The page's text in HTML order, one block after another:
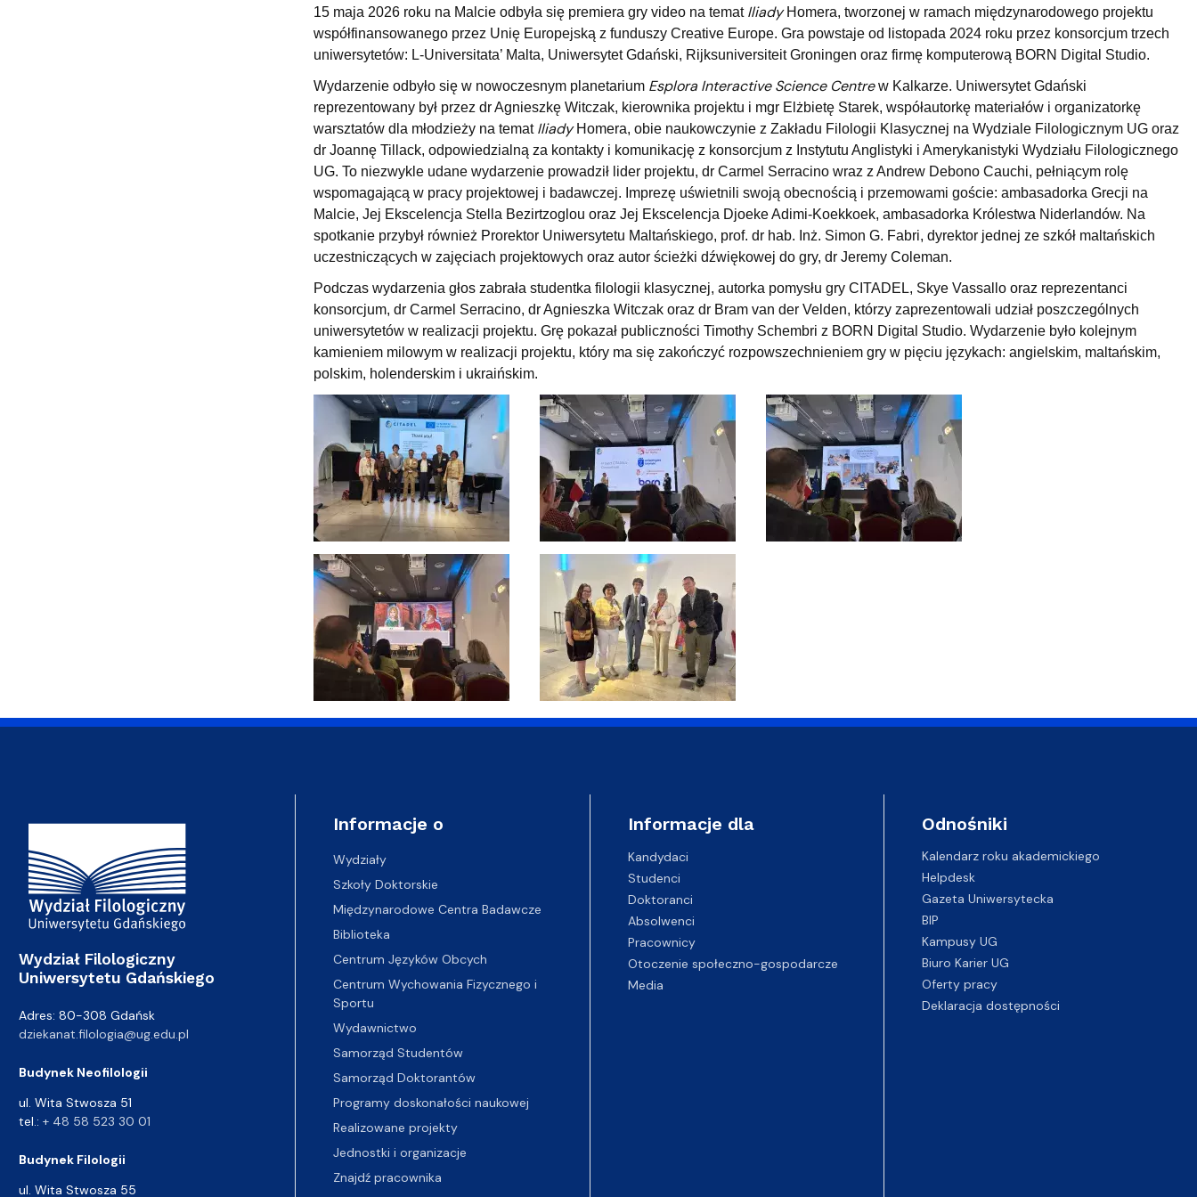
15 maja 2026 roku na Malcie odbyła się premiera gry video na temat Iliady Homera, tworzonej w ramach międzynarodowego projektu
współfinansowanego przez Unię Europejską z funduszy Creative Europe. Gra powstaje od listopada 2024 roku przez konsorcjum trzech
uniwersytetów: L-Universitata’ Malta, Uniwersytet Gdański, Rijksuniversiteit Groningen oraz firmę komputerową BORN Digital Studio.
Wydarzenie odbyło się w nowoczesnym planetarium Esplora Interactive Science Centrew Kalkarze. Uniwersytet Gdański
reprezentowany był przez dr Agnieszkę Witczak, kierownika projektu i mgr Elżbietę Starek, współautorkę materiałów i organizatorkę
warsztatów dla młodzieży na temat IliadyHomera, obie naukowczynie z Zakładu Filologii Klasycznej na Wydziale Filologicznym UG oraz
dr Joannę Tillack, odpowiedzialną za kontakty i komunikację z konsorcjum z Instytutu Anglistyki i Amerykanistyki Wydziału Filologicznego
UG. To niezwykle udane wydarzenie prowadził lider projektu, dr Carmel Serracino wraz z Andrew Debono Cauchi, pełniącym rolę
wspomagającą w pracy projektowej i badawczej. Imprezę uświetnili swoją obecnością i przemowami goście: ambasadorka Grecji na
Malcie, Jej Ekscelencja Stella Bezirtzoglou oraz Jej Ekscelencja Djoeke Adimi-Koekkoek, ambasadorka Królestwa Niderlandów. Na
spotkanie przybył również Prorektor Uniwersytetu Maltańskiego, prof. dr hab. Inż. Simon G. Fabri, dyrektor jednej ze szkół maltańskich
uczestniczących w zajęciach projektowych oraz autor ścieżki dźwiękowej do gry, dr Jeremy Coleman.
Podczas wydarzenia głos zabrała studentka filologii klasycznej, autorka pomysłu gry CITADEL, Skye Vassallo oraz reprezentanci
konsorcjum, dr Carmel Serracino, dr Agnieszka Witczak oraz dr Bram van der Velden, którzy zaprezentowali udział poszczególnych
uniwersytetów w realizacji projektu. Grę pokazał publiczności Timothy Schembri z BORN Digital Studio. Wydarzenie było kolejnym
kamieniem milowym w realizacji projektu, który ma się zakończyć rozpowszechnieniem gry w pięciu językach: angielskim, maltańskim,
polskim, holenderskim i ukraińskim.
Adres Wydziału
Wydział Filologiczny
Uniwersytetu Gdańskiego
Adres: 80-308 Gdańsk
dziekanat.filologia@ug.edu.pl
Budynek Neofilologii
ul. Wita Stwosza 51
tel.: + 48 58 523 30 01
Budynek Filologii
ul. Wita Stwosza 55
Informacje o
Wydziały
Szkoły Doktorskie
Międzynarodowe Centra Badawcze
Biblioteka
Centrum Języków Obcych
Centrum Wychowania Fizycznego i
Sportu
Wydawnictwo
Samorząd Studentów
Samorząd Doktorantów
Programy doskonałości naukowej
Realizowane projekty
Jednostki i organizacje
Znajdź pracownika
Informacje dla
Kandydaci
Studenci
Doktoranci
Absolwenci
Pracownicy
Otoczenie społeczno-gospodarcze
Media
Odnośniki
Kalendarz roku akademickiego
Helpdesk
Gazeta Uniwersytecka
BIP
Kampusy UG
Biuro Karier UG
Oferty pracy
Deklaracja dostępności